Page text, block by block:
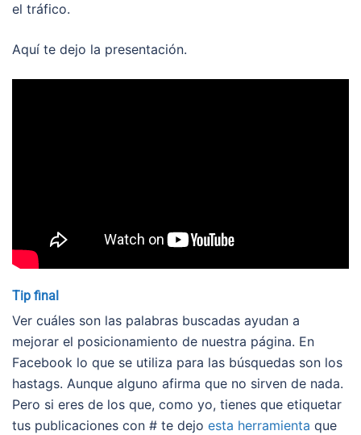
el tráfico.
Aquí te dejo la presentación.
Tip final
Ver cuáles son las palabras buscadas ayudan a
mejorar el posicionamiento de nuestra página. En
Facebook lo que se utiliza para las búsquedas son los
hastags. Aunque alguno afirma que no sirven de nada.
Pero si eres de los que, como yo, tienes que etiquetar
tus publicaciones con # te dejo esta herramienta que